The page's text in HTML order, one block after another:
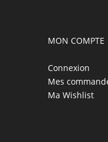
MON COMPTE
Connexion
Mes
Ma Wishlist